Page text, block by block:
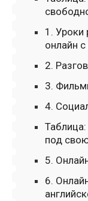
1. Уроки
онлайн
2.
3.
4.
под
5.
6.